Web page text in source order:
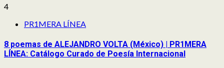
4
PR1MERA LÍNEA
8 poemas de ALEJANDRO VOLTA (México) | PR1MERA
LÍNEA: Catálogo Curado de Poesía Internacional